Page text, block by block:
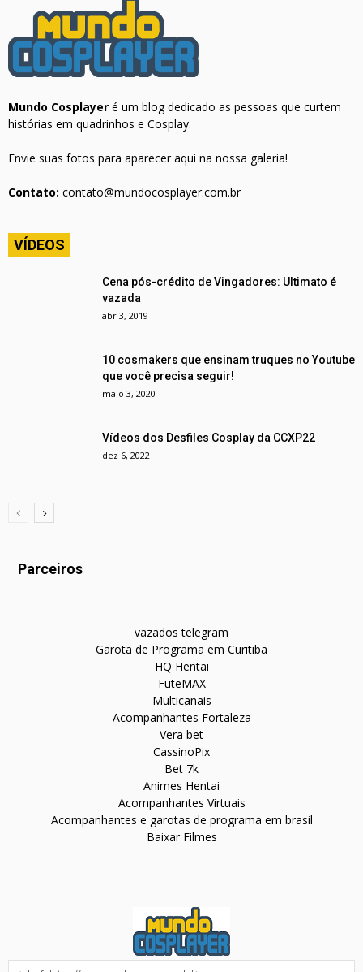
Mundo Cosplayer é um blog dedicado as pessoas que curtem
histórias em quadrinhos e Cosplay.
Envie suas fotos para aparecer aqui na nossa galeria!
Contato: contato@mundocosplayer.com.br
VÍDEOS
Cena pós-crédito de Vingadores: Ultimato é
vazada
abr 3, 2019
10 cosmakers que ensinam truques no Youtube
que você precisa seguir!
maio 3, 2020
Vídeos dos Desfiles Cosplay da CCXP22
dez 6, 2022
Parceiros
vazados telegram
Garota de Programa em Curitiba
HQ Hentai
FuteMAX
Multicanais
Acompanhantes Fortaleza
Vera bet
CassinoPix
Bet 7k
Animes Hentai
Acompanhantes Virtuais
Acompanhantes e garotas de programa em brasil
Baixar Filmes